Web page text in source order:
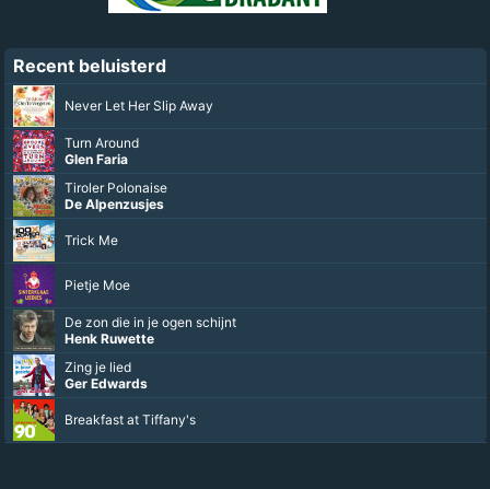
Recent beluisterd
Never Let Her Slip Away
Turn Around
Glen Faria
Tiroler Polonaise
De Alpenzusjes
Trick Me
Pietje Moe
De zon die in je ogen schijnt
Henk Ruwette
Zing je lied
Ger Edwards
Breakfast at Tiffany's